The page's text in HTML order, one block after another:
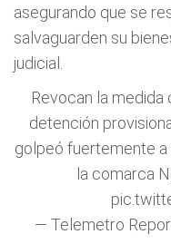
asegurando que se
salvaguarden su
judicial.
Revocan la medida
detención
golpeó fuertemente a
la comarca
— Telemetro